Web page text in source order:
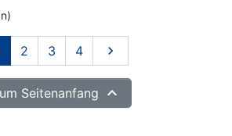
2 3 4 Weiter

Seitenanfang 